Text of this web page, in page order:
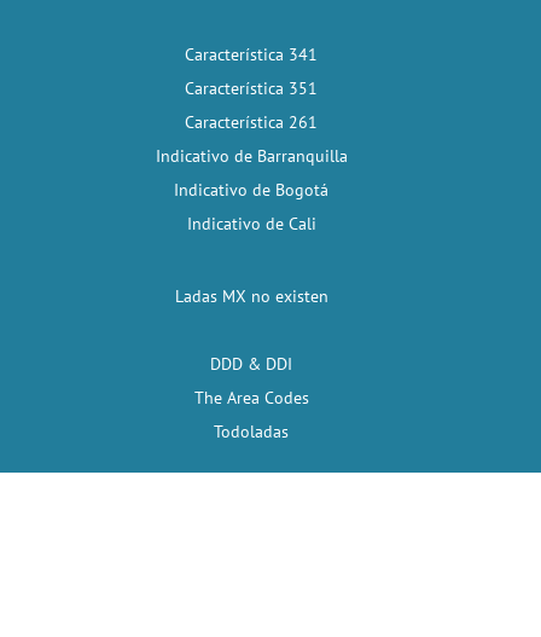
Característica 341
Característica 351
Característica 261
Indicativo de Barranquilla
Indicativo de Bogotá
Indicativo de Cali
Ladas MX no existen
DDD & DDI
The Area Codes
Todoladas